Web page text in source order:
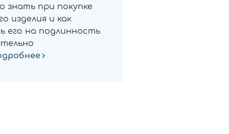
знать при покупке
изделия и как
его на подлинность